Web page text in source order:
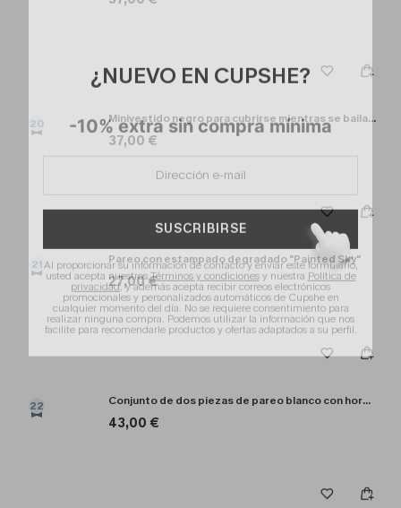
20 Minivestido negro para cubrirse mientras se baila descalzo
37,00 €
21 Pareo con estampado degradado "Painted Sky"
27,00 €
22 Conjunto de dos piezas de pareo blanco con hora local
43,00 €
¿NUEVO EN CUPSHE?
-10% extra sin compra mínima
SUSCRIBIRSE
Al proporcionar su información de contacto y enviar este formulario,
usted acepta nuestrosTérminos y condicionesy nuestra Política de
privacidad, y además acepta recibir correos electrónicos
promocionales y personalizados automáticos de Cupshe en
cualquier momento del día. No se requiere consentimiento para
realizar ninguna compra. Podemos utilizar la información que nos
facilite para recomendarle productos y ofertas adaptados a su perfil.